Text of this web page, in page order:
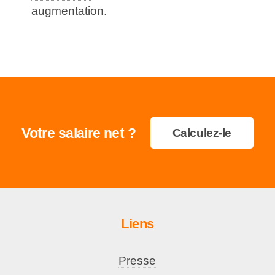
augmentation.
Votre salaire net ? Calculez-le
Liens
Presse